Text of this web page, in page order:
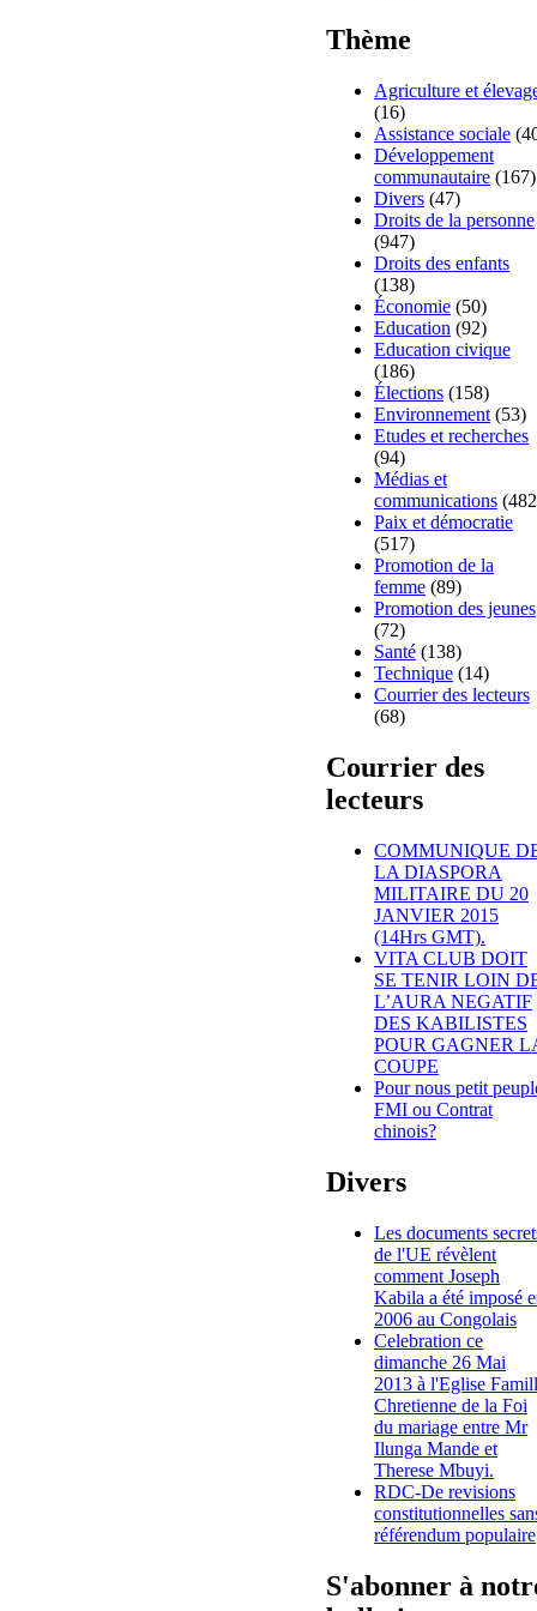
Thème
Agriculture et
(16)
Assistance sociale
Développement
communautaire (167)
Divers (47)
Droits de la personne
(947)
Droits des enfants
(138)
Économie (50)
Education (92)
Education civique
(186)
Élections (158)
Environnement (53)
Etudes et recherches
(94)
Médias et
communications
Paix et démocratie
(517)
Promotion de la
femme (89)
Promotion des jeunes
(72)
Santé (138)
Technique (14)
Courrier des lecteurs
(68)
Courrier des
lecteurs
COMMUNIQUE
LA DIASPORA
MILITAIRE DU 20
JANVIER 2015
(14Hrs GMT).
VITA CLUB DOIT
SE TENIR LOIN
L’AURA NEGATIF
DES KABILISTES
POUR GAGNER
COUPE
Pour nous petit
FMI ou Contrat
chinois?
Divers
Les documents
de l'UE révèlent
comment Joseph
Kabila a été imposé
2006 au Congolais
Celebration ce
dimanche 26 Mai
2013 à l'Eglise
Chretienne de la Foi
du mariage entre Mr
Ilunga Mande et
Therese Mbuyi.
RDC-De revisions
constitutionnelles
référendum populaire
S'abonner à